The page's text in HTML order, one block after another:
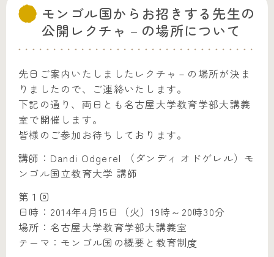
モンゴル国からお招きする先生の
公開レクチャ－の場所について
先日ご案内いたしましたレクチャ－の場所が決ま
りましたので、ご連絡いたします。
下記の通り、両日とも名古屋大学教育学部大講義
室で開催します。
皆様のご参加お待ちしております。
講師：Dandi Odgerel （ダンディ オドゲレル）モ
ンゴル国立教育大学 講師
第１回
日時：2014年4月15日（火）19時～20時30分
場所：名古屋大学教育学部大講義室
テーマ：モンゴル国の概要と教育制度